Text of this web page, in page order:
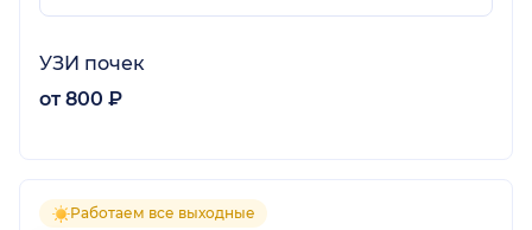
УЗИ почек
от 800 ₽
Работаем все выходные